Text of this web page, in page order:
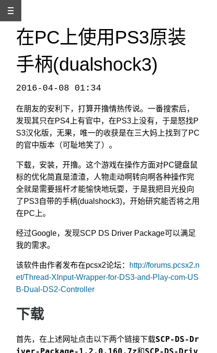
在PC上使用PS3原装
手柄(dualshock3)
2016-04-08 01:34
在朋友的安利下，打算开撸情热传说。一番搜索后，
发现其只在PS4上有官中，在PS3上没有，于是怒找P
S3汉化版，无果，唯一的收获是在三大妈上找到了PC
的官中版本（可耻地笑了）。
下载，安装，开撸。这个游戏在操作方面对PC键盘鼠
标的优化简直是渣渣，人物走动啊转向啊各种操作完
全就是需要摇杆才能愉快地玩耍，于是我把目光投向
了PS3自带的手柄(dualshock3)，开始研究能否将之用
在PC上。
经过Google，发现SCP DS Driver Package可以满足
我的需求。
该软件由作者发布在pcsx2论坛： http://forums.pcsx2.n
et/Thread-XInput-Wrapper-for-DS3-and-Play-com-US
B-Dual-DS2-Controller
下载
首先，在上述网址点击以下两个链接下载SCP-DS-Dr